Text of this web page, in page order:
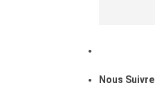
Nous Suivre